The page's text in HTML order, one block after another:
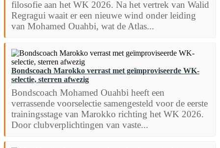
filosofie aan het WK 2026. Na het vertrek van Walid
Regragui waait er een nieuwe wind onder leiding
van Mohamed Ouahbi, wat de Atlas...
Bondscoach Marokko verrast met geïmproviseerde WK-
selectie, sterren afwezig
Bondscoach Mohamed Ouahbi heeft een
verrassende voorselectie samengesteld voor de eerste
trainingsstage van Marokko richting het WK 2026.
Door clubverplichtingen van vaste...